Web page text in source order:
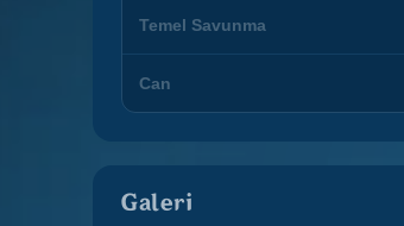
Temel Savunma
Can
Galeri